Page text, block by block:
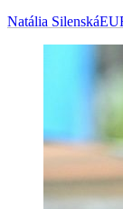
Natália Silenská